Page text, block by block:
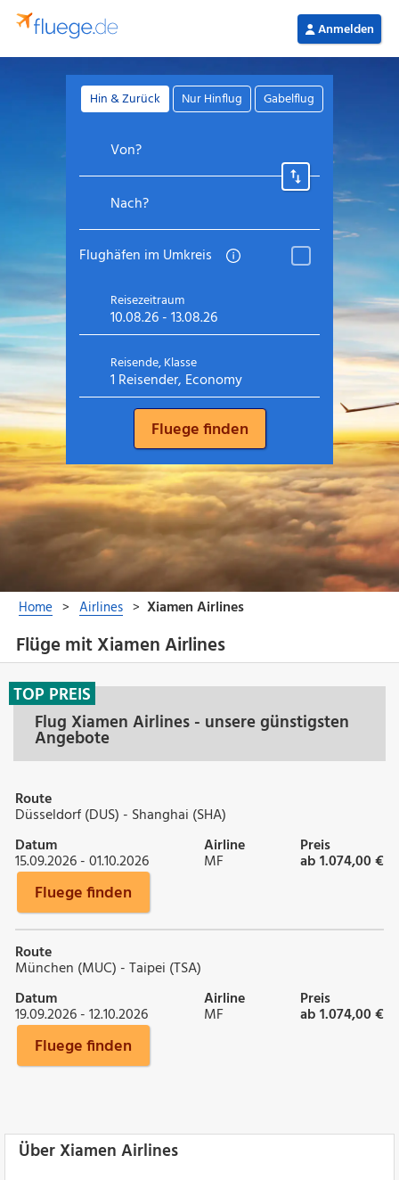
Flüge mit Xiamen Airlines
Flug Xiamen Airlines - unsere günstigsten
Angebote
TOP PREIS
Route
Düsseldorf (DUS) - Shanghai (SHA)
Datum
15.09.2026 - 01.10.2026
Airline
MF
Preis
ab 1.074,00 €
Fluege finden
Route
München (MUC) - Taipei (TSA)
Datum
19.09.2026 - 12.10.2026
Airline
MF
Preis
ab 1.074,00 €
Fluege finden
Über Xiamen Airlines